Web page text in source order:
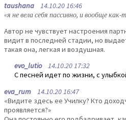
taushana 14.10.20 16:46
«я не вела себя пассивно, и вообще
Автор не чувствует настроения
видит в последней стадии, но
такая она, легкая и воздушная.
evo_lutio14.10.20 17:32
С песней идет по жизни, с
eva_rum 14.10.20 16:47
«Видите здесь ее Училку? Кто
проявляется?»